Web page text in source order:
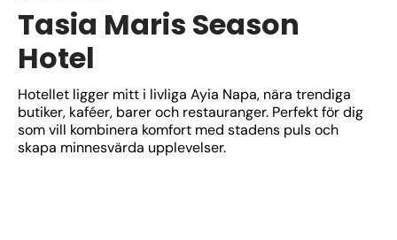
Tasia Maris Season
Hotel
Hotellet ligger mitt i livliga Ayia Napa, nära trendiga
butiker, kaféer, barer och restauranger. Perfekt för dig
som vill kombinera komfort med stadens puls och
skapa minnesvärda upplevelser.